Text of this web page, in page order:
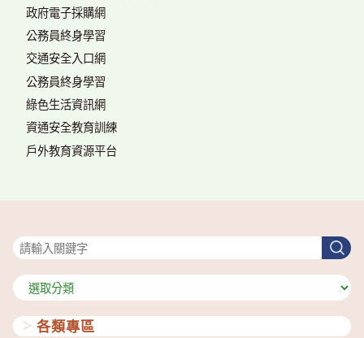
政府電子採購網
公務員終身學習
交通安全入口網
公務員終身學習
綠色生活資訊網
資通安全教育訓練
戶外教育資源平台
搜
尋
分
類
各類專區